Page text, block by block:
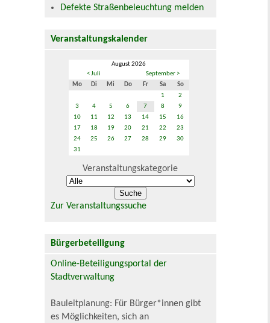
Defekte Straßenbeleuchtung melden
Veranstaltungskalender
August 2026
< Juli
September >
Mo
Di Mi Do Fr Sa
So
1
2
3
4 5 6 7 8
9
10
11 12 13 14 15
16
17
18 19 20 21 22
23
24
25 26 27 28 29
30
31
Veranstaltungskategorie
Zur Veranstaltungssuche
Bürgerbeteiligung
Online-Beteiligungsportal der
Stadtverwaltung
Bauleitplanung: Für Bürger*innen gibt
es Möglichkeiten, sich an